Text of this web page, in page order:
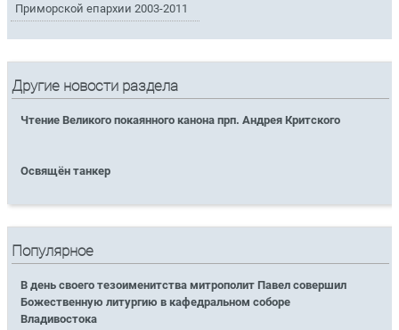
Приморской епархии 2003-2011
Другие новости раздела
Чтение Великого покаянного канона прп. Андрея Критского
Освящён танкер
Популярное
В день своего тезоименитства митрополит Павел совершил
Божественную литургию в кафедральном соборе
Владивостока